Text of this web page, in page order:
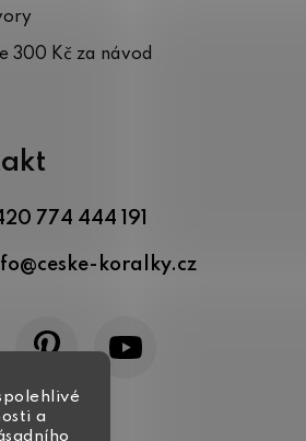
a
300 Kč za návod
@ceske-koralky.cz
774 444 191